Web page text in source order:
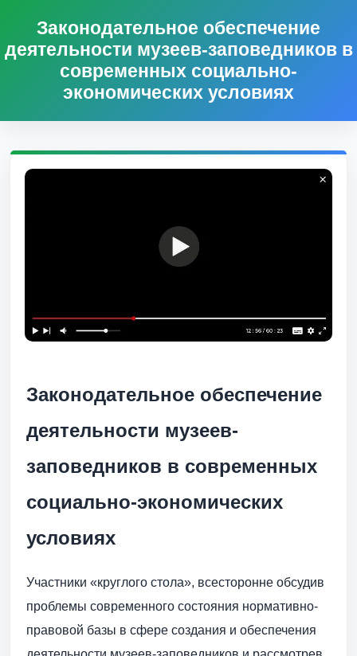
Законодательное обеспечение
деятельности музеев-заповедников в
современных социально-
экономических условиях
Законодательное обеспечение
деятельности музеев-
заповедников в современных
социально-экономических
условиях
Участники «круглого стола», всесторонне обсудив
проблемы современного состояния нормативно-
правовой базы в сфере создания и обеспечения